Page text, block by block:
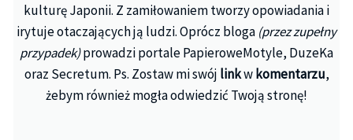
kulturę Japonii. Z zamiłowaniem tworzy opowiadania i
irytuje otaczających ją ludzi. Oprócz bloga (przez zupełny
przypadek)prowadzi portale PapieroweMotyle, DuzeKa
oraz Secretum. Ps. Zostaw mi swój linkwkomentarzu,
żebym również mogła odwiedzić Twoją stronę!